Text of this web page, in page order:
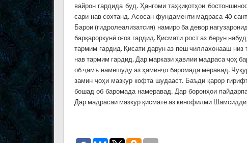
вайрон гардида буд. Ҳангоми таҳқиқотҳои
сари нав сохтанд. Асосан фундаменти мадраса 40
Барои (гидролеализатсия) намиро ба девор
барқароркунӣ оғоз гардид. Қисмати рост аз берун
тармим гардид. Қисати дарун аз пеш чиллахонааш
нав тармим гардид. Дар маркази ҳавлии мадраса ҷоҳ
об ҷамъ намешуду аз ҳаминҷо баромада меравад.
замин ҷоҳи мазкур кофта шудааст. Баъди қарор
бошад об баромада намеравад. Дар боронҳои
Дар мадрасаи мазкур қисмате аз кинофилми